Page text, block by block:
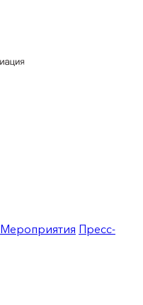
Мероприятия Пресс-